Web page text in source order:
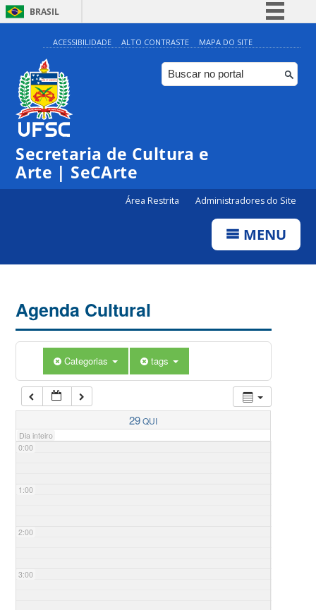
BRASIL
Simplifique!
Comunica BR
Participe
ACESSIBILIDADE ALTO CONTRASTE MAPA DO SITE
Secretaria de Cultura e
Arte | SeCArte
Área Restrita Administradores do Site
MENU
Agenda Cultural
Categorias tags
29QUI
Dia inteiro
0:00
1:00
2:00
3:00